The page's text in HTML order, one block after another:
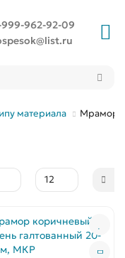
999-962-92-09
материала Мрамор